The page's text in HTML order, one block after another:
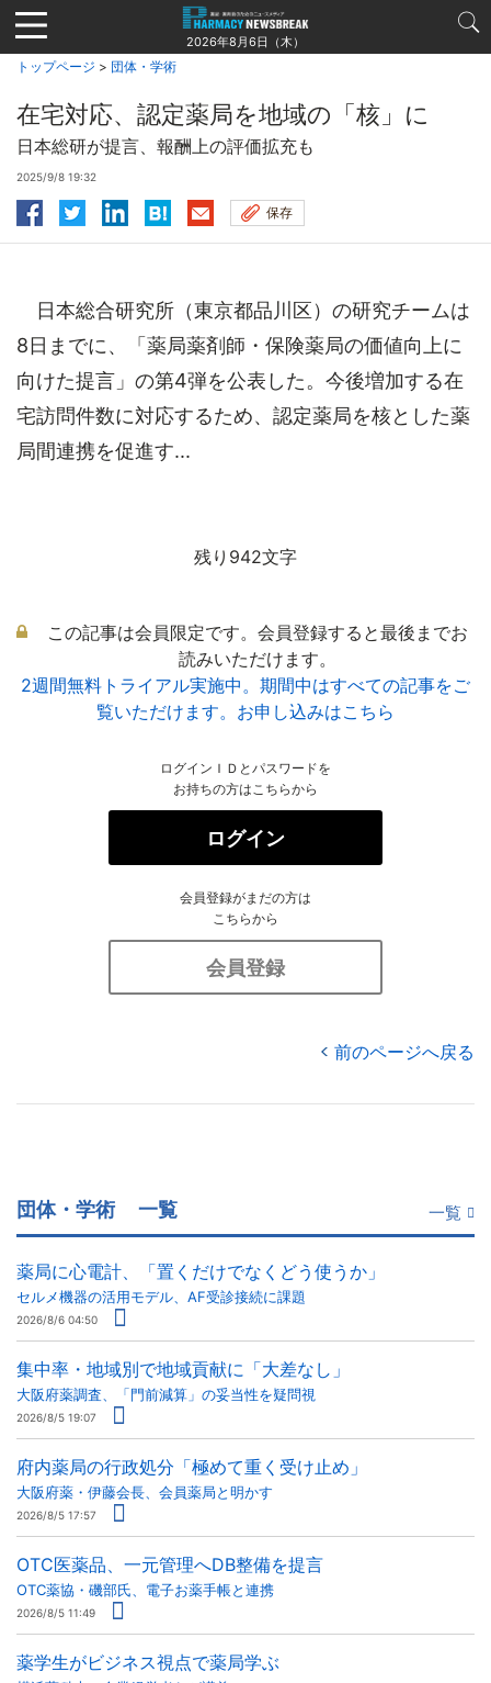
Jump
to
navigation
2026年8月6日（木）
トップページ > 団体・学術
在宅対応、認定薬局を地域の「核」に
日本総研が提言、報酬上の評価拡充も
2025/9/8 19:32
保存
日本総合研究所（東京都品川区）の研究チームは
8日までに、「薬局薬剤師・保険薬局の価値向上に
向けた提言」の第4弾を公表した。今後増加する在
宅訪問件数に対応するため、認定薬局を核とした薬
局間連携を促進す...
残り942文字
この記事は会員限定です。会員登録すると最後までお
読みいただけます。
2週間無料トライアル実施中。期間中はすべての記事をご
覧いただけます。お申し込みはこちら
ログインＩＤとパスワードを
お持ちの方はこちらから
ログイン
会員登録がまだの方は
こちらから
会員登録
前のページへ戻る
団体・学術 一覧 一覧
薬局に心電計、「置くだけでなくどう使うか」
セルメ機器の活用モデル、AF受診接続に課題
2026/8/6 04:50
集中率・地域別で地域貢献に「大差なし」
大阪府薬調査、「門前減算」の妥当性を疑問視
2026/8/5 19:07
府内薬局の行政処分「極めて重く受け止め」
大阪府薬・伊藤会長、会員薬局と明かす
2026/8/5 17:57
OTC医薬品、一元管理へDB整備を提言
OTC薬協・磯部氏、電子お薬手帳と連携
2026/8/5 11:49
薬学生がビジネス視点で薬局学ぶ